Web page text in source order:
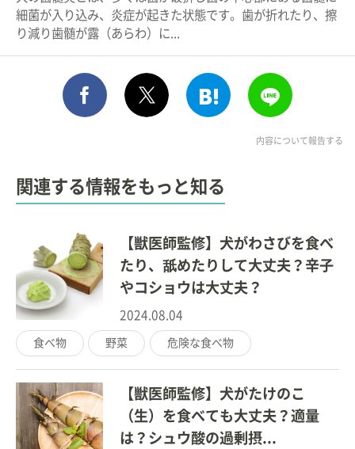
細菌が入り込み、炎症が起きた状態です。歯が折れたり、擦
り減り歯髄が露（あらわ）に...
シェア このエントリーをはて
内容について報告する
関連する情報をもっと知る
【獣医師監修】犬がわさびを食べ
たり、舐めたりして大丈夫？辛子
やコショウは大丈夫？
2024.08.04
食べ物 野菜 危険な食べ物
【獣医師監修】犬がたけのこ
（生）を食べても大丈夫？適量
は？シュウ酸の過剰摂...